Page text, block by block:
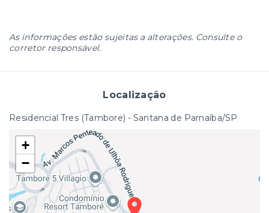
As informações estão sujeitas a alterações. Consulte o
corretor responsável.
Localização
Residencial Tres (Tambore) - Santana de Parnaíba/SP
+
−